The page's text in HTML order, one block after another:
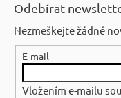
Odebírat
Nezmeškejte žádné
E-mail
Vložením e-mailu